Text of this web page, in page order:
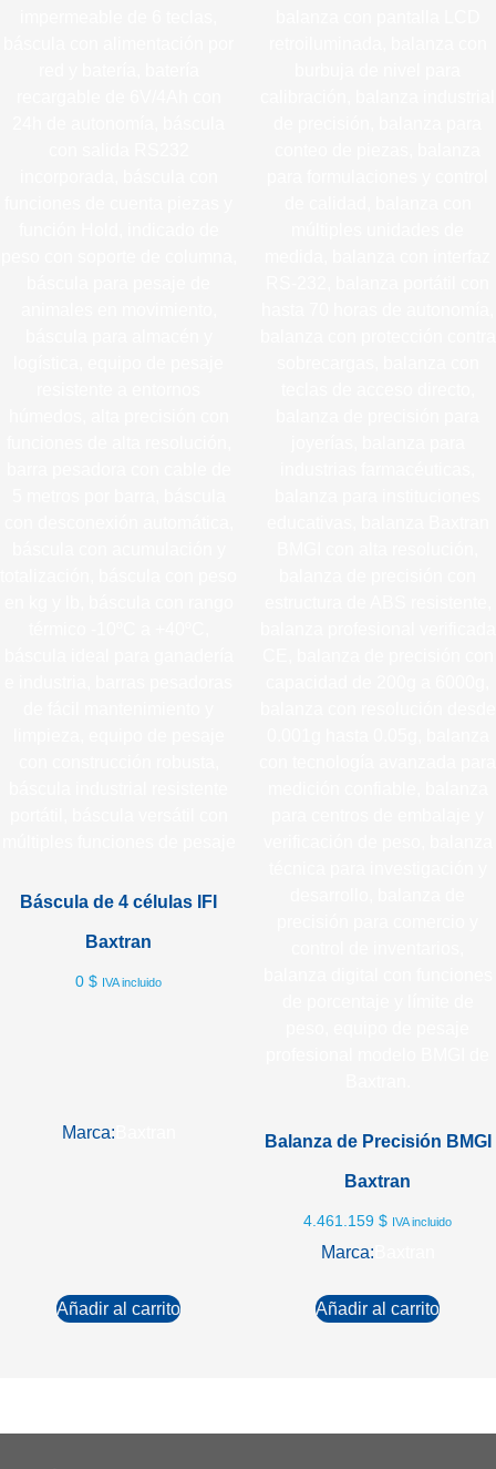
Báscula de 4 células IFI
Baxtran
0 $ IVA incluido
Marca:
Añadir al carrito
Balanza de Precisión BMGI
Baxtran
4.461.159 $ IVA incluido
Marca:
Añadir al carrito